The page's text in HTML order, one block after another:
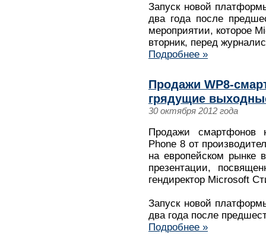
Запуск новой
два года после
мероприятии, которое
вторник, перед
Подробнее »
Продажи WP8-
грядущие
30 октября 2012 года
Продажи смартфонов
Phone 8 от
на европейском
презентации,
гендиректор Microsoft
Запуск новой
два года после
Подробнее »